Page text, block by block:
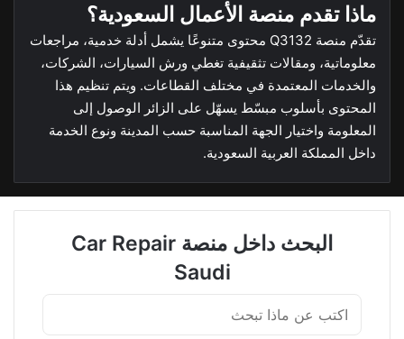
ماذا تقدم منصة الأعمال السعودية؟
تقدّم منصة Q3132 محتوى متنوعًا يشمل أدلة خدمية، مراجعات
معلوماتية، ومقالات تثقيفية تغطي ورش السيارات، الشركات،
والخدمات المعتمدة في مختلف القطاعات. ويتم تنظيم هذا
المحتوى بأسلوب مبسّط يسهّل على الزائر الوصول إلى
المعلومة واختيار الجهة المناسبة حسب المدينة ونوع الخدمة
داخل المملكة العربية السعودية.
البحث داخل منصة Car Repair
Saudi